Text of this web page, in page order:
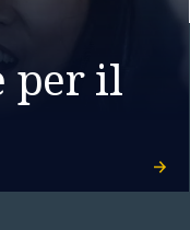
per il